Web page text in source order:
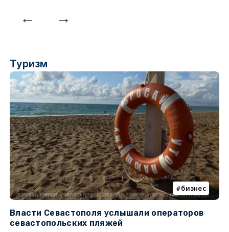
Туризм
бизнес
Власти Севастополя услышали операторов
севастопольских пляжей